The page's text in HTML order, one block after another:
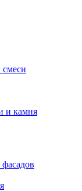
и камня